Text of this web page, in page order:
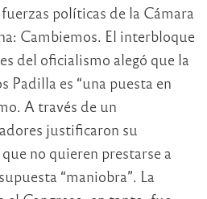
políticas de la Cámara
Cambiemos. El interbloque
del oficialismo alegó que la
Padilla es “una puesta en
A través de un
justificaron su
no quieren prestarse a
“maniobra”. La